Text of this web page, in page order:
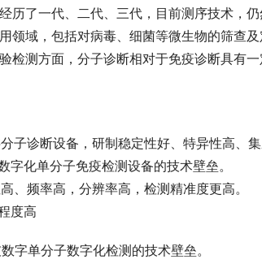
历了一代、二代、三代，目前测序技术，仍
领域，包括对病毒、细菌等微生物的筛查
检测方面，分子诊断相对于免疫诊断具有一
子诊断设备，研制稳定性好、特异性高、集
化单分子免疫检测设备的技术壁垒。
、频率高，分辨率高，检测精准度更高。
度高
字单分子数字化检测的技术壁垒。